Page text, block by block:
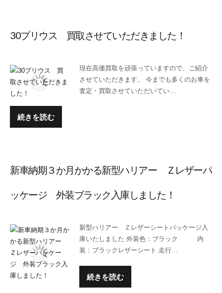
30プリウス 買取させていただきました！
現在高価買取を頑張っていますので、ご紹介
させていただきます。 今までも多くのお車を
査定・買取させていただいてい…
続きを読む
新車納期３か月かかる新型ハリアー Ｚレザーパ
ッケージ 外装ブラック入庫しました！
新型ハリアー Ｚレザーシートパッケージ入
庫いたしました 外装色：ブラック 内
装：ブラックレザーシート 走行…
続きを読む